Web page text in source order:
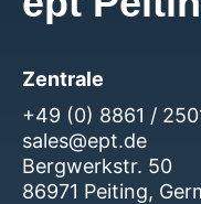
Zentrale
+49 (0) 8861 /
sales@ept.de
Bergwerkstr. 50
86971 Peiting,